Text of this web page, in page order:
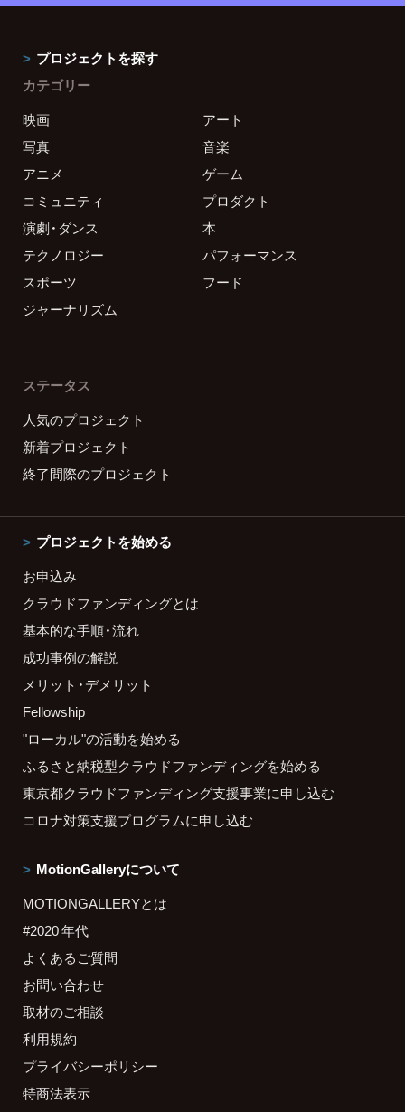
プロジェクトを探す
カテゴリー
映画
アート
写真
音楽
アニメ
ゲーム
コミュニティ
プロダクト
演劇・ダンス
本
テクノロジー
パフォーマンス
スポーツ
フード
ジャーナリズム
ステータス
人気のプロジェクト
新着プロジェクト
終了間際のプロジェクト
プロジェクトを始める
お申込み
クラウドファンディングとは
基本的な手順・流れ
成功事例の解説
メリット・デメリット
Fellowship
"ローカル"の活動を始める
ふるさと納税型クラウドファンディングを始める
東京都クラウドファンディング支援事業に申し込む
コロナ対策支援プログラムに申し込む
MotionGalleryについて
MOTIONGALLERYとは
#2020 年代
よくあるご質問
お問い合わせ
取材のご相談
利用規約
プライバシーポリシー
特商法表示